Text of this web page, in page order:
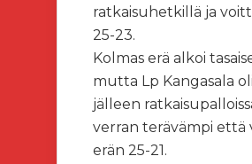
ratkaisuhetkillä ja
25-23.
Kolmas erä alkoi
mutta Lp Kangasala oli
jälleen
verran terävämpi että
erän 25-21.